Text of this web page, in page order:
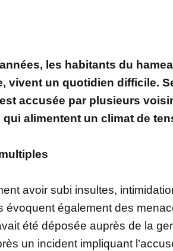
les habitants du
vivent un quotidien difficile.
accusée par plusieurs
qui alimentent un climat de
avoir subi insultes,
évoquent également des
été déposée auprès de la
un incident impliquant